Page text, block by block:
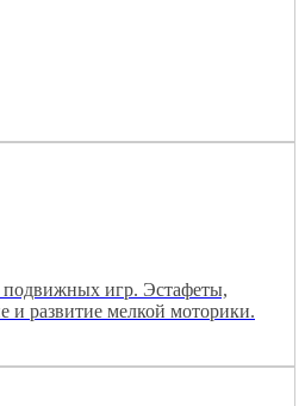
подвижных игр. Эстафеты,
и развитие мелкой моторики.